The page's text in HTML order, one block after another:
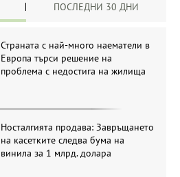
ПОСЛЕДНИ 30 ДНИ
Страната с най-много наематели в
Европа търси решение на
проблема с недостига на жилища
Носталгията продава: Завръщането
на касетките следва бума на
винила за 1 млрд. долара